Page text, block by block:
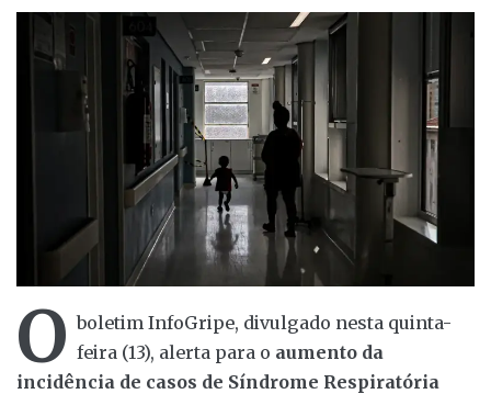
O boletim InfoGripe, divulgado nesta quinta-
feira (13), alerta para o aumento da
incidência de casos de Síndrome Respiratória